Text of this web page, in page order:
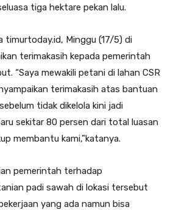
tiga hektare pekan lalu.
timurtoday.id, Minggu (17/5) di
terimakasih kepada pemerintah
“Saya mewakili petani di lahan CSR
terimakasih atas bantuan
tidak dikelola kini jadi
sekitar 80 persen dari total luasan
membantu kami,”katanya.
pemerintah terhadap
padi sawah di lokasi tersebut
yang ada namun bisa